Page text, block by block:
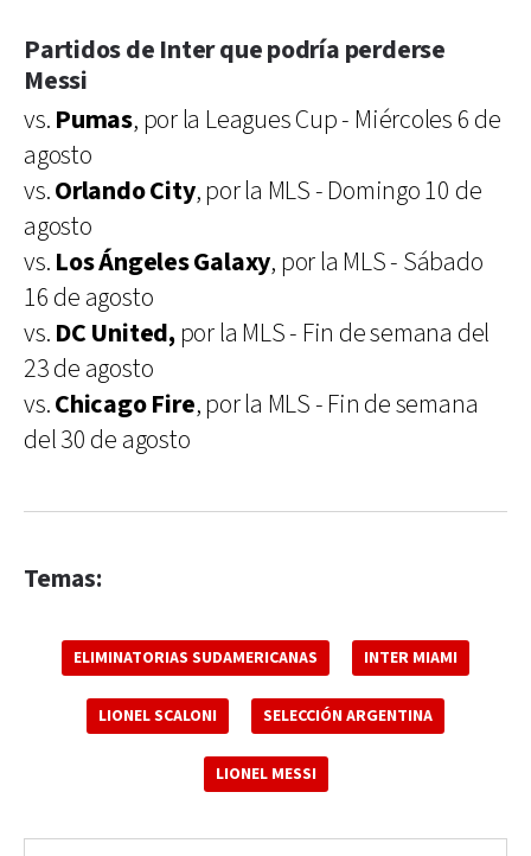
Partidos de Inter que podría perderse
Messi
vs. Pumas, por la Leagues Cup - Miércoles 6 de
agosto
vs.Orlando City, por la MLS - Domingo 10 de
agosto
vs. Los Ángeles Galaxy, por la MLS - Sábado
16 de agosto
vs. DC United,por la MLS - Fin de semana del
23 de agosto
vs.Chicago Fire, por la MLS - Fin de semana
del 30 de agosto
Temas:
ELIMINATORIAS SUDAMERICANAS INTER MIAMI
LIONEL SCALONI SELECCIÓN ARGENTINA
LIONEL MESSI